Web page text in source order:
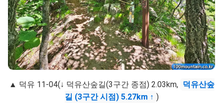
▲ 덕유 11-04(↓ 덕유산숲길(3구간 종점) 2.03km, 덕유산숲
길 (3구간 시점) 5.27km ↑ )